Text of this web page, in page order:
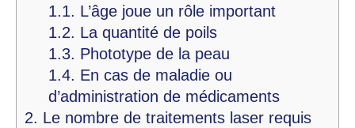
1.1. L’âge joue un rôle important
1.2. La quantité de poils
1.3. Phototype de la peau
1.4. En cas de maladie ou
d’administration de médicaments
2. Le nombre de traitements laser requis